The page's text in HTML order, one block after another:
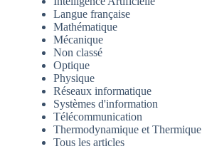
Langue française
Mathématique
Mécanique
Non classé
Optique
Physique
Réseaux informatique
Systèmes d'information
Télécommunication
Thermodynamique et Thermique
Tous les articles